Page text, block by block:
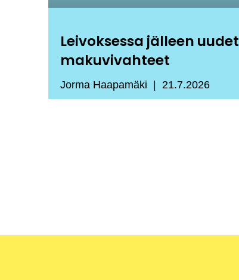
Leivoksessa jälleen uudet
makuvivahteet
Jorma Haapamäki 21.7.2026